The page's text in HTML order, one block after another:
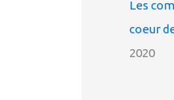
Les
coeur
2020